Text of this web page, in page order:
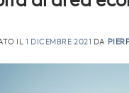
IL 1 DICEMBRE 2021 DA